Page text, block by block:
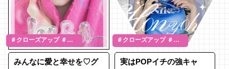
＃クローズアップ ＃ギ
ュナイ滝美
みんなに愛と幸せを♡グ
＃クローズアップ ＃山
戸穂乃葉
実はPOPイチの強キャ